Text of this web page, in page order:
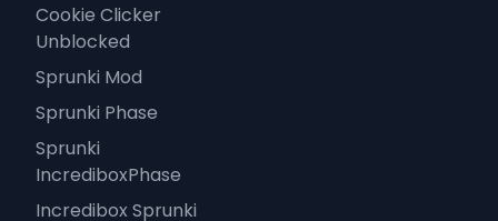
Cookie Clicker
Unblocked
Sprunki Mod
Sprunki Phase
Sprunki
IncrediboxPhase
Incredibox Sprunki